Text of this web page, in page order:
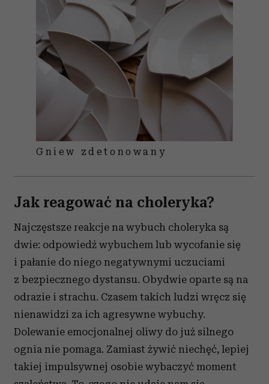
Gniew zdetonowany
Jak reagować na choleryka?
Najczęstsze reakcje na wybuch choleryka są
dwie: odpowiedź wybuchem lub wycofanie się
i pałanie do niego negatywnymi uczuciami
z bezpiecznego dystansu. Obydwie oparte są na
odrazie i strachu. Czasem takich ludzi wręcz się
nienawidzi za ich agresywne wybuchy.
Dolewanie emocjonalnej oliwy do już silnego
ognia nie pomaga. Zamiast żywić niechęć, lepiej
takiej impulsywnej osobie wybaczyć moment